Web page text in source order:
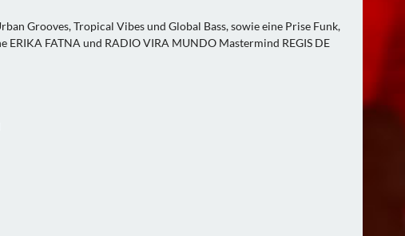
Grooves, Tropical Vibes und Global Bass, sowie eine Prise Funk,
ERIKA FATNA und RADIO VIRA MUNDO Mastermind REGIS DE